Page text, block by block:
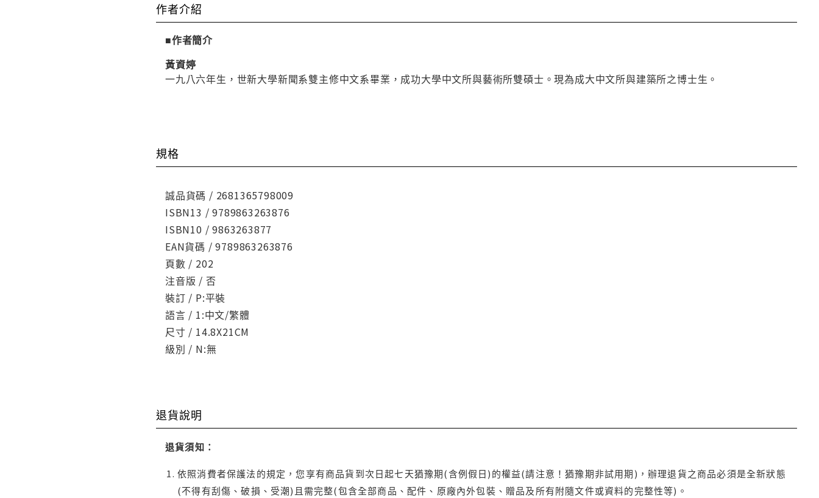
作者介紹
■作者簡介
黃資婷
一九八六年生，世新大學新聞系雙主修中文系畢業，成功大學中文所與藝術所雙碩士。現為成大中文所與建築所之博士生。
規格
誠品貨碼 / 2681365798009
ISBN13 / 9789863263876
ISBN10 / 9863263877
EAN貨碼 / 9789863263876
頁數 / 202
注音版 / 否
裝訂 / P:平裝
語言 / 1:中文/繁體
尺寸 / 14.8X21CM
級別 / N:無
退貨說明
退貨須知：
依照消費者保護法的規定，您享有商品貨到次日起七天猶豫期(含例假日)的權益(請注意！猶豫期非試用期)，辦理退貨之商品必須是全新狀態
(不得有刮傷、破損、受潮)且需完整(包含全部商品、配件、原廠內外包裝、贈品及所有附隨文件或資料的完整性等)。